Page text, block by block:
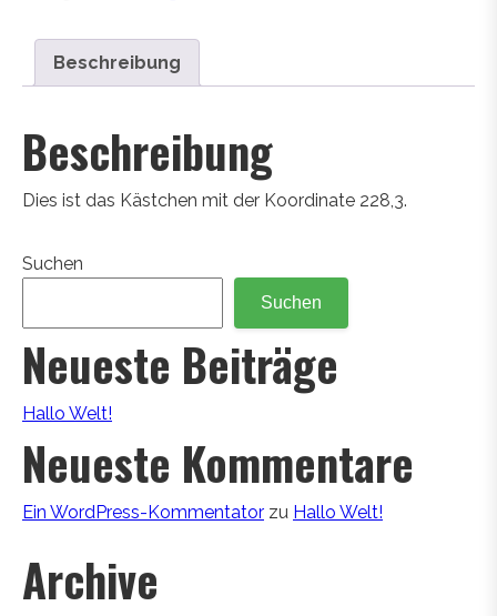
Beschreibung
Beschreibung
Dies ist das Kästchen mit der Koordinate 228,3.
Suchen
Suchen
Neueste Beiträge
Hallo Welt!
Neueste Kommentare
Ein WordPress-Kommentator zu Hallo Welt!
Archive